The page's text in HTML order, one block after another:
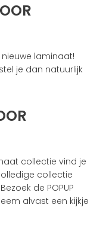
laminaat!
je dan natuurlijk
collectie vind je
collectie
de POPUP
alvast een kijkje